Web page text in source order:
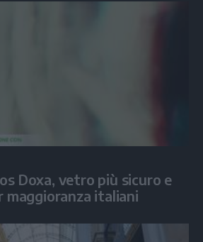
Doxa, vetro più sicuro e
maggioranza italiani